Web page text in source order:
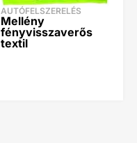
AUTÓFELSZERELÉS
Mellény
fényvisszaverős
textil